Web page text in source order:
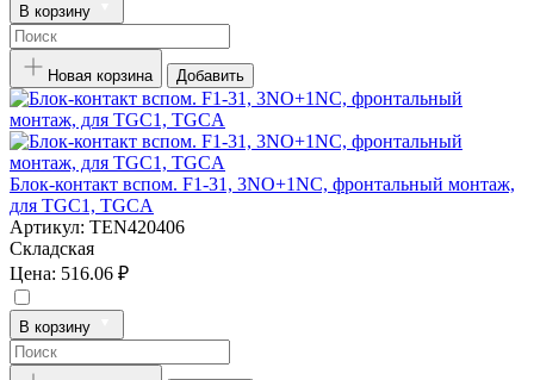
В корзину
Новая корзина Добавить
Блок-контакт вспом. F1-31, 3NO+1NC, фронтальный монтаж,
для TGC1, TGCA
Артикул: TEN420406
Складская
Цена: 516.06 ₽
В корзину